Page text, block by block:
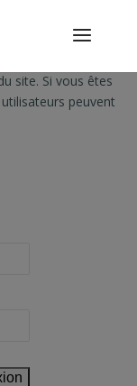
site. Si vous êtes
peuvent